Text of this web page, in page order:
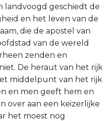
landvoogd geschiedt de
en het leven van de
die de apostel van
van de wereld
zenden en
De heraut van het rijk
middelpunt van het rijk
en men geeft hem en
over aan een keizerlijke
het moest nog